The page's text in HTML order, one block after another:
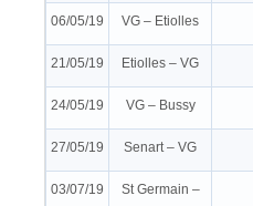
06/05/19 VG – Etiolles
21/05/19 Etiolles – VG
24/05/19 VG – Bussy
27/05/19 Senart – VG
03/07/19
St Germain –